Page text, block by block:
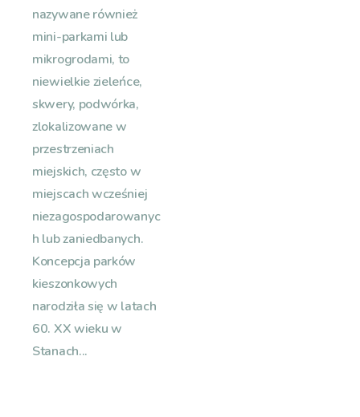
nazywane również
mini-parkami lub
mikrogrodami, to
niewielkie zieleńce,
skwery, podwórka,
zlokalizowane w
przestrzeniach
miejskich, często w
miejscach wcześniej
niezagospodarowanyc
h lub zaniedbanych.
Koncepcja parków
kieszonkowych
narodziła się w latach
60. XX wieku w
Stanach...